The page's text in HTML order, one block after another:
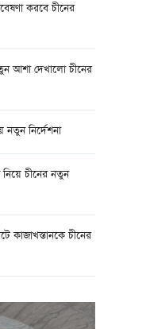
করবে চীনের
আশা দেখালো চীনের
নতুন নির্দেশনা
চীনের নতুন
কাজাখস্তানকে চীনের